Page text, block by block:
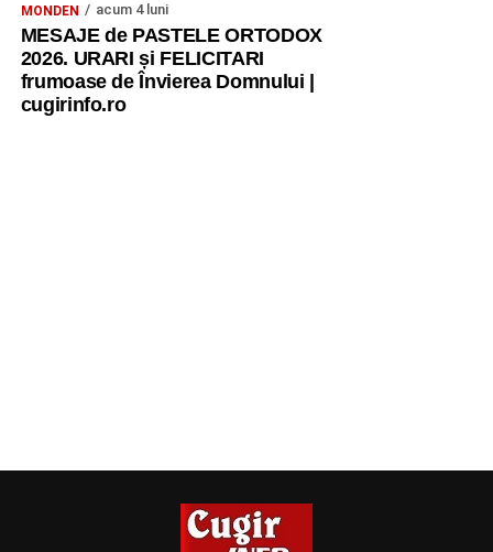
MONDEN acum 4 luni
MESAJE de PASTELE ORTODOX
2026. URARI și FELICITARI
frumoase de Învierea Domnului |
cugirinfo.ro